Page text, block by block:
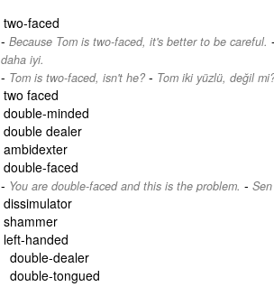
two-faced
Because Tom is two-faced, it's better to be careful. -
daha iyi.
Tom is two-faced, isn't he?- Tom iki yüzlü, değil
two faced
double-minded
double dealer
ambidexter
double-faced
You are double-faced and this is the problem. -
dissimulator
shammer
left-handed
double-dealer
double-tongued